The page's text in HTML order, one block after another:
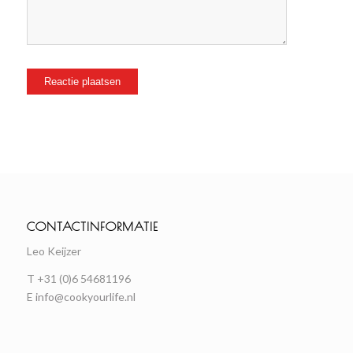
CONTACTINFORMATIE
Leo Keijzer
T +31 (0)6 54681196
E info@cookyourlife.nl